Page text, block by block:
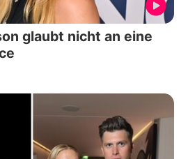
glaubt nicht an eine